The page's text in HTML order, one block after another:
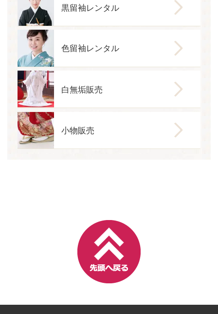
黒留袖レンタル
色留袖レンタル
白無垢販売
小物販売